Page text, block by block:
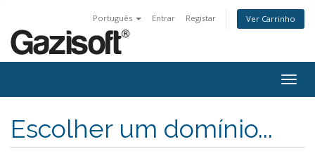
Português Entrar Registar Ver Carrinho
Escolher um domínio...